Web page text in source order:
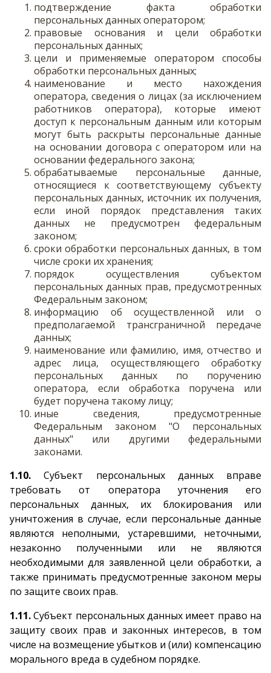
подтверждение факта обработки
персональных данных оператором;
правовые основания и цели обработки
персональных данных;
цели и применяемые оператором способы
обработки персональных данных;
наименование и место нахождения
оператора, сведения о лицах (за исключением
работников оператора), которые имеют
доступ к персональным данным или которым
могут быть раскрыты персональные данные
на основании договора с оператором или на
основании федерального закона;
обрабатываемые персональные данные,
относящиеся к соответствующему субъекту
персональных данных, источник их получения,
если иной порядок представления таких
данных не предусмотрен федеральным
законом;
сроки обработки персональных данных, в том
числе сроки их хранения;
порядок осуществления субъектом
персональных данных прав, предусмотренных
Федеральным законом;
информацию об осуществленной или о
предполагаемой трансграничной передаче
данных;
наименование или фамилию, имя, отчество и
адрес лица, осуществляющего обработку
персональных данных по поручению
оператора, если обработка поручена или
будет поручена такому лицу;
иные сведения, предусмотренные
Федеральным законом "О персональных
данных" или другими федеральными
законами.
1.10.Субъект персональных данных вправе
требовать от оператора уточнения его
персональных данных, их блокирования или
уничтожения в случае, если персональные данные
являются неполными, устаревшими, неточными,
незаконно полученными или не являются
необходимыми для заявленной цели обработки, а
также принимать предусмотренные законом меры
по защите своих прав.
1.11.Субъект персональных данных имеет право на
защиту своих прав и законных интересов, в том
числе на возмещение убытков и (или) компенсацию
морального вреда в судебном порядке.